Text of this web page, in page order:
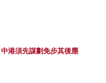
中港須先謀劃免步其後塵